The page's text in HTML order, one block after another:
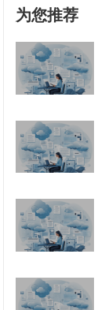
为您推荐